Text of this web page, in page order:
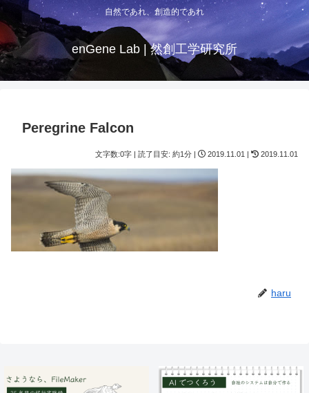
自然であれ、創造的であれ
enGene Lab | 然創工学研究所
Peregrine Falcon
文字数:0字 | 読了目安: 約1分 | 2019.11.01 | 2019.11.01
haru